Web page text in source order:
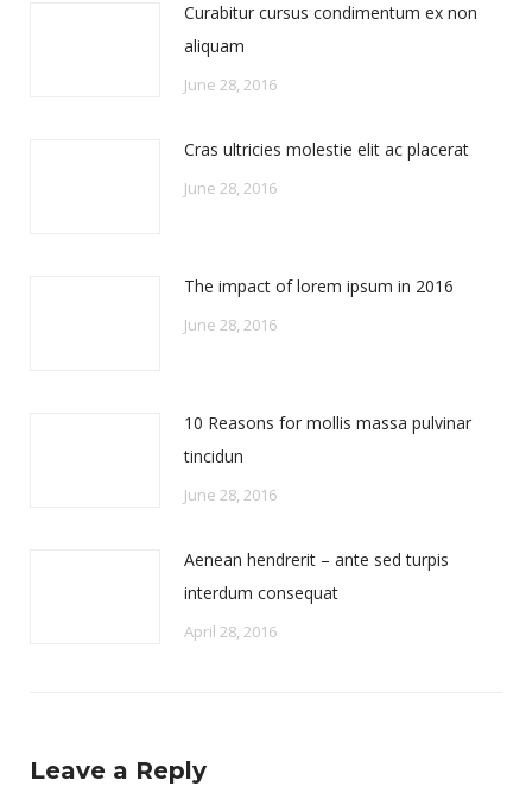
Curabitur cursus condimentum ex non
aliquam
June 28, 2016
Cras ultricies molestie elit ac placerat
June 28, 2016
The impact of lorem ipsum in 2016
June 28, 2016
10 Reasons for mollis massa pulvinar
tincidun
June 28, 2016
Aenean hendrerit – ante sed turpis
interdum consequat
April 28, 2016
Leave a Reply